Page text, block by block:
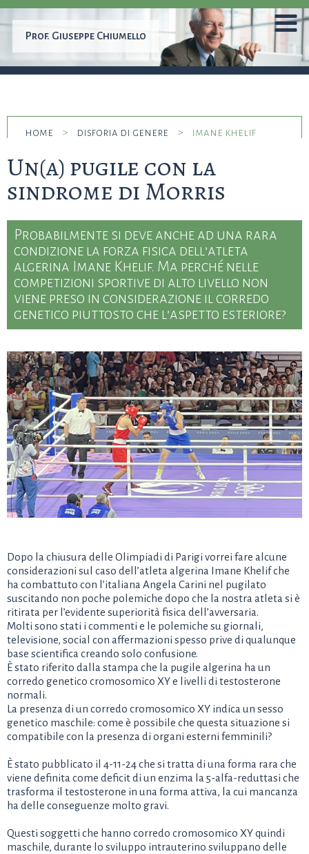
Prof. Giuseppe Chiumello
home > disforia di genere > imane khelif
Un(a) pugile con la
sindrome di Morris
Probabilmente si deve anche ad una rara
condizione la forza fisica dell’atleta
algerina Imane Khelif. Ma perché nelle
competizioni sportive di alto livello non
viene preso in considerazione il corredo
genetico piuttosto che l’aspetto esteriore?
Dopo la chiusura delle Olimpiadi di Parigi vorrei fare alcune
considerazioni sul caso dell’atleta algerina Imane Khelif che
ha combattuto con l’italiana Angela Carini nel pugilato
suscitando non poche polemiche dopo che la nostra atleta si è
ritirata per l’evidente superiorità fisica dell’avversaria.
Molti sono stati i commenti e le polemiche su giornali,
televisione, social con affermazioni spesso prive di qualunque
base scientifica creando solo confusione.
È stato riferito dalla stampa che la pugile algerina ha un
corredo genetico cromosomico XY e livelli di testosterone
normali.
La presenza di un corredo cromosomico XY indica un sesso
genetico maschile: come è possibile che questa situazione si
compatibile con la presenza di organi esterni femminili?
È stato pubblicato il 4-11-24 che si tratta di una forma rara che
viene definita come deficit di un enzima la 5-alfa-reduttasi che
trasforma il testosterone in una forma attiva, la cui mancanza
ha delle conseguenze molto gravi.
Questi soggetti che hanno corredo cromosomico XY quindi
maschile, durante lo sviluppo intrauterino sviluppano delle